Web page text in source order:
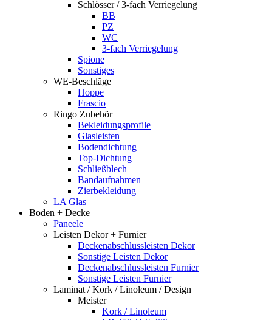
Schlösser / 3-fach Verriegelung
BB
PZ
WC
3-fach Verriegelung
Spione
Sonstiges
WE-Beschläge
Hoppe
Frascio
Ringo Zubehör
Bekleidungsprofile
Glasleisten
Bodendichtung
Top-Dichtung
Schließblech
Bandaufnahmen
Zierbekleidung
LA Glas
Boden + Decke
Paneele
Leisten Dekor + Furnier
Deckenabschlussleisten Dekor
Sonstige Leisten Dekor
Deckenabschlussleisten Furnier
Sonstige Leisten Furnier
Laminat / Kork / Linoleum / Design
Meister
Kork / Linoleum